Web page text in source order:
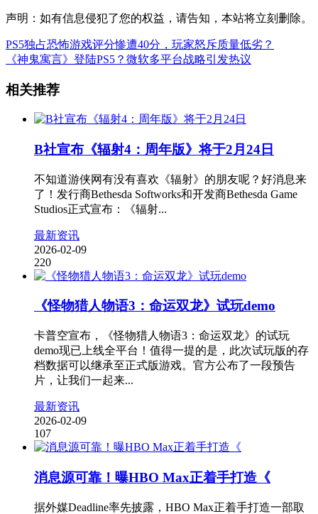
声明：如有信息侵犯了您的权益，请告知，本站将立刻删除。
PS5独占恐怖游戏评分惨遭40分，玩家怒斥质量低劣？
《神鬼寓言》登陆PS5？微软多平台战略引发热议
相关推荐
B社宣布《辐射4：周年版》将于2月24日
不知道游侠网有没有喜欢《辐射》的朋友呢？好消息来
了！发行商Bethesda Softworks和开发商Bethesda Game
Studios正式宣布：《辐射...
最新资讯
2026-02-09
220
《怪物猎人物语3：命运双龙》试玩demo
卡普空宣布，《怪物猎人物语3：命运双龙》的试玩
demo现已上线全平台！值得一提的是，此次试玩版的存
档数据可以继承至正式版游戏。官方公布了一段预告
片，让我们一起来...
最新资讯
2026-02-09
107
消息源可靠！曝HBO Max正着手打造《
据外媒Deadline率先披露，HBO Max正着手打造一部取